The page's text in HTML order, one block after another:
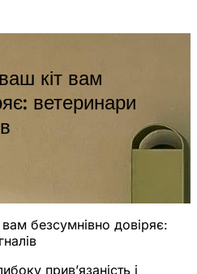
кіт вам
ветеринари
безсумнівно довіряє:
прив’язаність і